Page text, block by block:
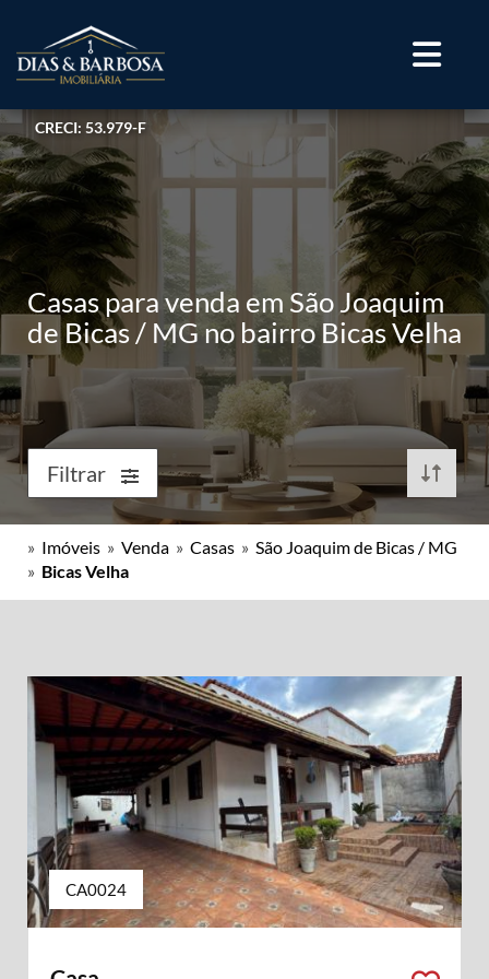
CRECI: 53.979-F
Casas para venda em São Joaquim
de Bicas / MG no bairro Bicas Velha
Filtrar
» Imóveis » Venda » Casas » São Joaquim de Bicas / MG
» Bicas Velha
CA0024